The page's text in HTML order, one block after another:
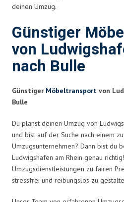
deinen Umzug.
Günstiger
von
nach Bulle
Günstiger Möbeltransport von
Bulle
Du planst deinen Umzug von
und bist auf der Suche nach einem
Umzugsunternehmen? Dann bist du
Ludwigshafen am Rhein genau
Umzugsdienstleistungen zu fairen
stressfrei und reibungslos zu